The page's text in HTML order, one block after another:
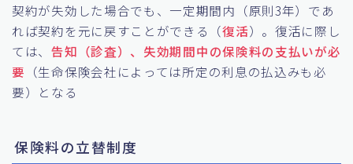
契約が失効した場合でも、一定期間内（原則3年）であ
れば契約を元に戻すことができる（復活）。復活に際し
ては、告知（診査）、失効期間中の保険料の支払いが必
要 （生命保険会社によっては所定の利息の払込みも必
要）となる
保険料の立替制度